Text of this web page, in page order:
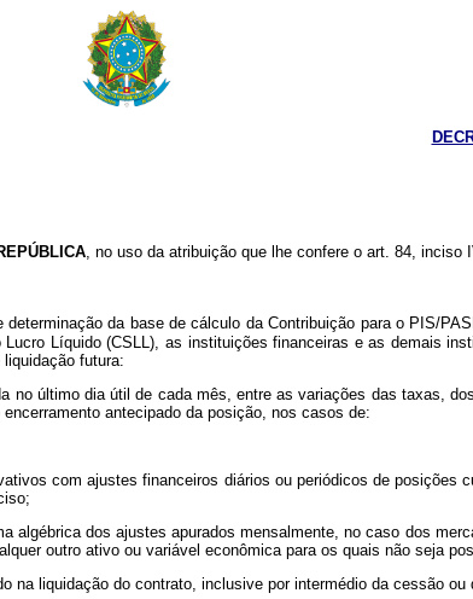
, no uso da atribuição que lhe confere o art. 84,
da base de cálculo da Contribuição para o PIS/
Líquido (CSLL), as instituições financeiras e as demais
futura:
último dia útil de cada mês, entre as variações das taxas, dos
antecipado da posição, nos casos de:
com ajustes financeiros diários ou periódicos de posições
dos ajustes apurados mensalmente, no caso dos
outro ativo ou variável econômica para os quais não seja
liquidação do contrato, inclusive por intermédio da cessão ou